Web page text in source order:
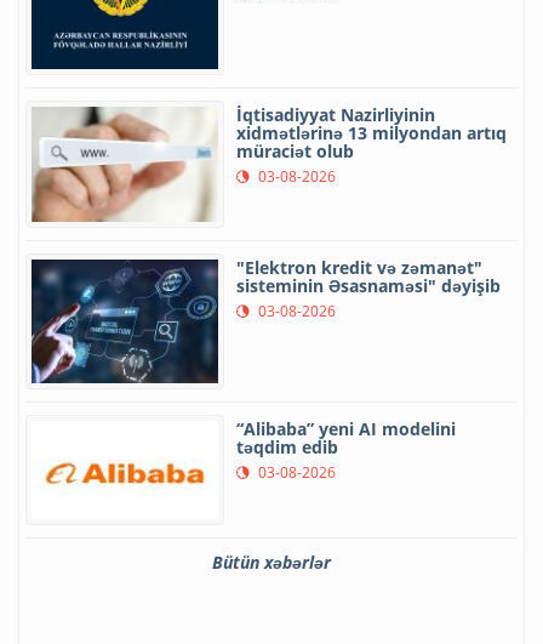
İqtisadiyyat Nazirliyinin
xidmətlərinə 13 milyondan artıq
müraciət olub
03-08-2026
"Elektron kredit və zəmanət"
sisteminin Əsasnaməsi" dəyişib
03-08-2026
“Alibaba” yeni AI modelini
təqdim edib
03-08-2026
Bütün xəbərlər